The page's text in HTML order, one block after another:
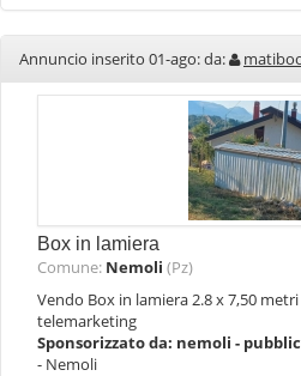
Annuncio inserito 01-ago: da:
Box in lamiera
Comune: Nemoli (Pz)
Vendo Box in lamiera 2.8 x 7,50
telemarketing
Sponsorizzato da: nemoli -
- Nemoli